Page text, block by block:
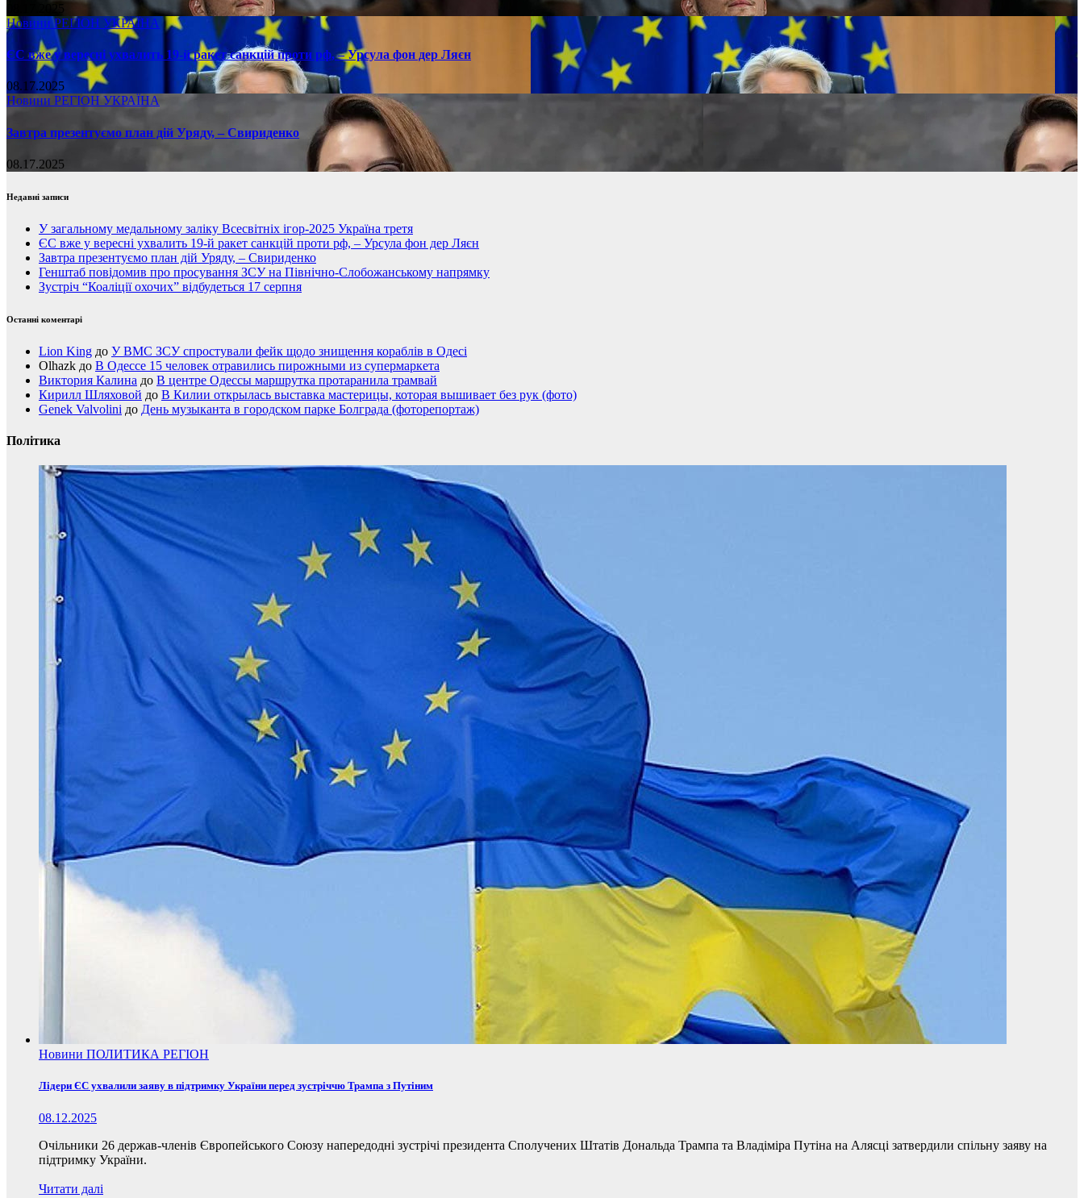
08.17.2025
НовиниРЕГІОН УКРАЇНА
ЄС вже у вересні ухвалить 19-й ракет санкцій проти рф, – Урсула фон дер Ляєн
08.17.2025
Новини РЕГІОН УКРАЇНА
Завтра презентуємо план дій Уряду, – Свириденко
08.17.2025
Недавні записи
У загальному медальному заліку Всесвітніх ігор-2025 Україна третя
ЄС вже у вересні ухвалить 19-й ракет санкцій проти рф, – Урсула фон дер Ляєн
Завтра презентуємо план дій Уряду, – Свириденко
Генштаб повідомив про просування ЗСУ на Північно-Слобожанському напрямку
Зустріч “Коаліції охочих” відбудеться 17 серпня
Останні коментарі
Lion King до У ВМС ЗСУ спростували фейк щодо знищення кораблів в Одесі
Olhazk до В Одессе 15 человек отравились пирожными из супермаркета
Виктория Калина до В центре Одессы маршрутка протаранила трамвай
Кирилл Шляховой до В Килии открылась выставка мастерицы, которая вышивает без рук (фото)
Genek Valvolini до День музыканта в городском парке Болграда (фоторепортаж)
Політика
Новини ПОЛИТИКА РЕГІОН
Лідери ЄС ухвалили заяву в підтримку України перед зустріччю Трампа з Путіним
08.12.2025
Очільники 26 держав-членів Європейського Союзу напередодні зустрічі президента Сполучених Штатів Дональда Трампа та Владіміра Путіна на Алясці затвердили спільну заяву на
підтримку України.
Читати далі